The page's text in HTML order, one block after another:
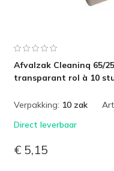
Afvalzak Cleaninq 65/
transparant rol à 10
Verpakking: 10 zak
Direct leverbaar
€ 5,15